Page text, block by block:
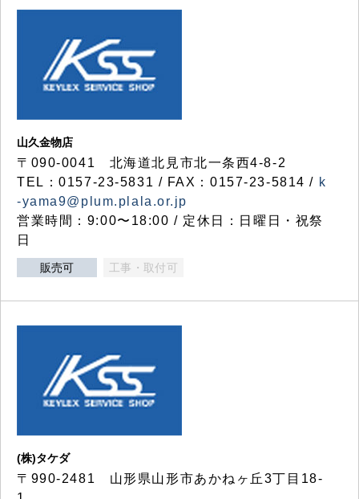
山久金物店
〒090-0041 北海道北見市北一条西4-8-2
TEL：0157-23-5831 / FAX：0157-23-5814 / k
-yama9@plum.plala.or.jp
営業時間：9:00〜18:00 / 定休日：日曜日・祝祭
日
販売可 工事・取付可
(株)タケダ
〒990-2481 山形県山形市あかねヶ丘3丁目18-